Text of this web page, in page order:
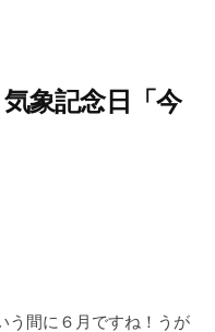
象記念日「今
う間に６月ですね！うが